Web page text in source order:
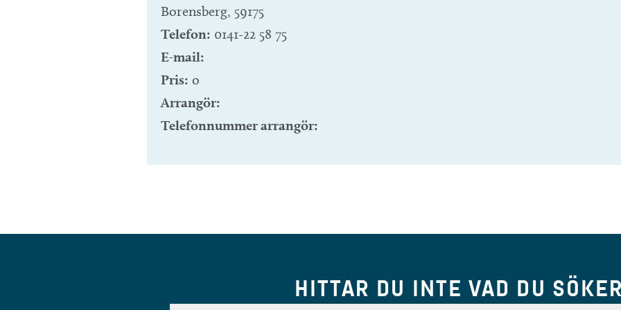
Borensberg, 59175
Telefon: 0141-22 58 75
E-mail:
Pris: o
Arrangör:
Telefonnummer arrangör:
HITTAR DU INTE VAD DU